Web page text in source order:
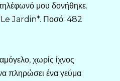
μου δονήθηκε.
Jardin*. Ποσό: 482
χωρίς ίχνος
πληρώσει ένα γεύμα